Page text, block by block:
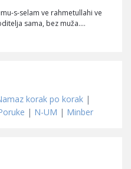
s-selam ve rahmetullahi ve
sama, bez muža.…
korak po korak |
| N-UM | Minber